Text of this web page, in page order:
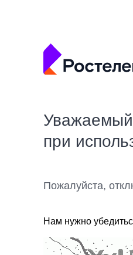
Уважаемый
при
Пожалуйста,
Нам нужно